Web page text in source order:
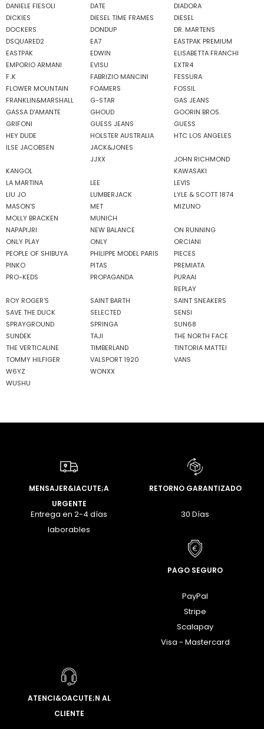
DANIELE FIESOLI DATE
DIADORA
DICKIES
DIESEL TIME FRAMES
DIESEL
DOCKERS
DONDUP
DR. MARTENS
DSQUARED2
EA7
EASTPAK PREMIUM
EASTPAK
EDWIN
ELISABETTA FRANCHI
EMPORIO ARMANI
EVISU
EXTR4
F..K
FABRIZIO MANCINI
FESSURA
FLOWER MOUNTAIN
FOAMERS
FOSSIL
FRANKLIN&MARSHALL
G-STAR
GAS JEANS
GASSA D'AMANTE
GHOUD
GOORIN BROS.
GRIFONI
GUESS JEANS
GUESS
HEY DUDE
HOLSTER AUSTRALIA
HTC LOS ANGELES
ILSE JACOBSEN
JACK&JONES
JJXX
JOHN RICHMOND
KANGOL
KAWASAKI
LA MARTINA
LEE
LEVIS
LIU JO
LUMBERJACK
LYLE & SCOTT 1874
MASON'S
MET
MIZUNO
MOLLY BRACKEN
MUNICH
NAPAPIJRI
NEW BALANCE
ON RUNNING
ONLY PLAY
ONLY
ORCIANI
PEOPLE OF SHIBUYA
PHILIPPE MODEL PARIS
PIECES
PINKO
PITAS
PREMIATA
PRO-KEDS
PROPAGANDA
PURAAI
REPLAY
ROY ROGER'S
SAINT BARTH
SAINT SNEAKERS
SAVE THE DUCK
SELECTED
SENSI
SPRAYGROUND
SPRINGA
SUN68
SUNDEK
TAJI
THE NORTH FACE
THE VERTICALINE
TIMBERLAND
TINTORIA MATTEI
TOMMY HILFIGER
VALSPORT 1920
VANS
W6YZ
WONXX
WUSHU
MENSAJER&IACUTE;A
URGENTE
Entrega en 2-4 días
laborables
RETORNO GARANTIZADO
30 Días
PAGO SEGURO
PayPal
Stripe
Scalapay
Visa - Mastercard
ATENCI&OACUTE;N AL
CLIENTE